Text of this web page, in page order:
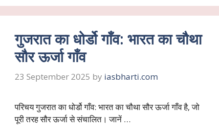
गुजरात का धोर्डो गाँव: भारत का चौथा
सौर ऊर्जा गाँव
23 September 2025 by iasbharti.com
परिचय गुजरात का धोर्डो गाँव: भारत का चौथा सौर ऊर्जा गाँव है, जो
पूरी तरह सौर ऊर्जा से संचालित। जानें …